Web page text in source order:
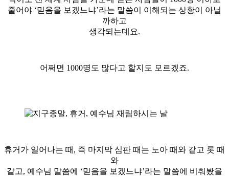
줄어야 ‘믿음을 보겠느냐’라는 말씀이 이해되는 상황이 아닐
까하고
생각되는데요.
어쩌면 1000명도 많다고 할지도 모르겠죠.
휴거가 일어나는 때, 즉 마지막 심판 때는 노아 때와 같고 롯 때
와
같고, 예수님 말씀에 ‘믿음을 보겠느냐’라는 말씀에 비춰봤을